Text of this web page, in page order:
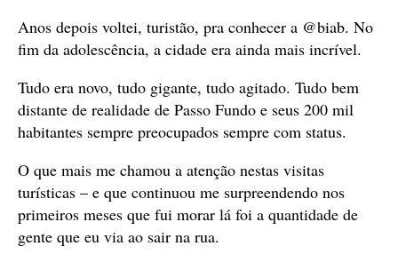
Anos depois voltei, turistão, pra conhecer a @biab. No
fim da adolescência, a cidade era ainda mais incrível.
Tudo era novo, tudo gigante, tudo agitado. Tudo bem
distante de realidade de Passo Fundo e seus 200 mil
habitantes sempre preocupados sempre com status.
O que mais me chamou a atenção nestas visitas
turísticas – e que continuou me surpreendendo nos
primeiros meses que fui morar lá foi a quantidade de
gente que eu via ao sair na rua.